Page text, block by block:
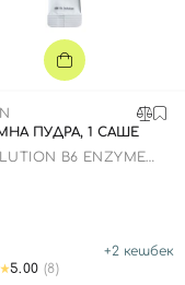
ПУДРА, 1 САШЕ
B6 ENZYME
+2 кешбек
5.00 (8)